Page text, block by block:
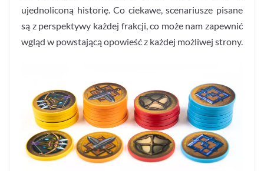
ujednoliconą historię. Co ciekawe, scenariusze pisane
są z perspektywy każdej frakcji, co może nam zapewnić
wgląd w powstającą opowieść z każdej możliwej strony.